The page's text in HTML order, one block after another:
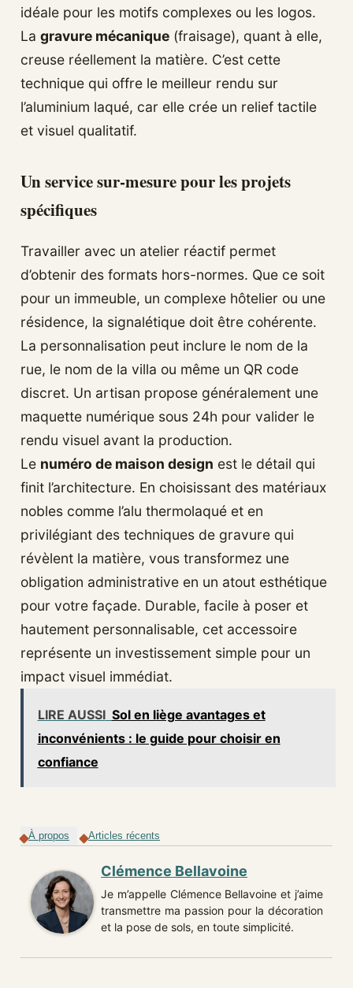
idéale pour les motifs complexes ou les logos.
La gravure mécanique (fraisage), quant à elle,
creuse réellement la matière. C’est cette
technique qui offre le meilleur rendu sur
l’aluminium laqué, car elle crée un relief tactile
et visuel qualitatif.
Un service sur-mesure pour les projets
spécifiques
Travailler avec un atelier réactif permet
d’obtenir des formats hors-normes. Que ce soit
pour un immeuble, un complexe hôtelier ou une
résidence, la signalétique doit être cohérente.
La personnalisation peut inclure le nom de la
rue, le nom de la villa ou même un QR code
discret. Un artisan propose généralement une
maquette numérique sous 24h pour valider le
rendu visuel avant la production.
Le numéro de maison design est le détail qui
finit l’architecture. En choisissant des matériaux
nobles comme l’alu thermolaqué et en
privilégiant des techniques de gravure qui
révèlent la matière, vous transformez une
obligation administrative en un atout esthétique
pour votre façade. Durable, facile à poser et
hautement personnalisable, cet accessoire
représente un investissement simple pour un
impact visuel immédiat.
LIRE AUSSI Sol en liège avantages et
inconvénients : le guide pour choisir en
confiance
À propos Articles récents
Clémence Bellavoine
Je m’appelle Clémence Bellavoine et j’aime
transmettre ma passion pour la décoration
et la pose de sols, en toute simplicité.